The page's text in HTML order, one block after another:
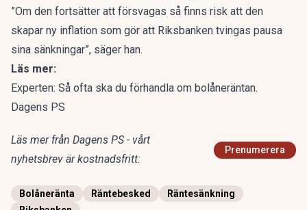
”Om den fortsätter att försvagas så finns risk att den
skapar ny inflation som gör att Riksbanken tvingas pausa
sina sänkningar”, säger han.
Läs mer:
Experten: Så ofta ska du förhandla om bolåneräntan.
Dagens PS
Läs mer från Dagens PS - vårt
nyhetsbrev är kostnadsfritt:
Prenumerera
Bolåneränta Räntebesked
Räntesänkning